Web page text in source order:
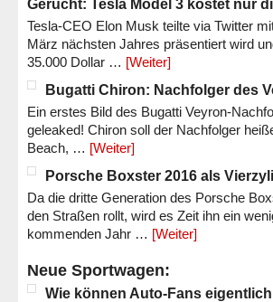
Gerücht: Tesla Model 3 kostet nur
Tesla-CEO Elon Musk teilte via Twitter
März nächsten Jahres präsentiert wird
35.000 Dollar … [Weiter]
Bugatti Chiron: Nachfolger des
Ein erstes Bild des Bugatti Veyron-
geleaked! Chiron soll der Nachfolger
Beach, … [Weiter]
Porsche Boxster 2016 als
Da die dritte Generation des Porsche
den Straßen rollt, wird es Zeit ihn ein
kommenden Jahr … [Weiter]
Neue Sportwagen:
Wie können Auto-Fans